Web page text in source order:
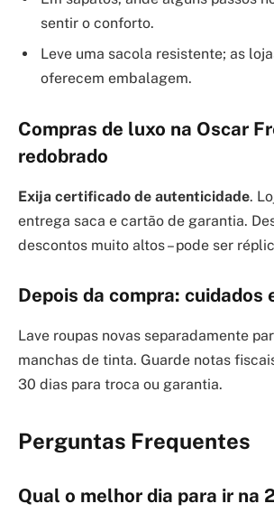
sentir o conforto.
Leve uma sacola resistente; as
oferecem embalagem.
Compras de luxo na Oscar
redobrado
Exija certificado de autenticidade.
entrega saca e cartão de garantia.
descontos muito altos – pode ser
Depois da compra: cuidados
Lave roupas novas separadamente
manchas de tinta. Guarde notas
30 dias para troca ou garantia.
Perguntas Frequentes
Qual o melhor dia para ir na